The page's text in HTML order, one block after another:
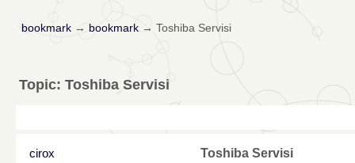
bookmark→ bookmark→ Toshiba Servisi
Topic: Toshiba Servisi
cirox Toshiba Servisi